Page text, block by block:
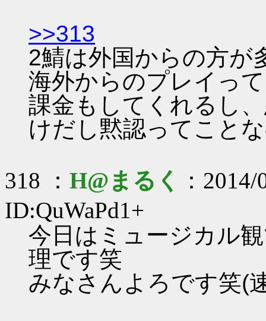
>>313
2鯖は外国からの方が
海外からのプレイっ
課金もしてくれるし
けだし黙認ってこと
318 ： H@まるく
：
ID:QuWaPd1+
今日はミュージカル
理です笑
みなさんよろです笑(